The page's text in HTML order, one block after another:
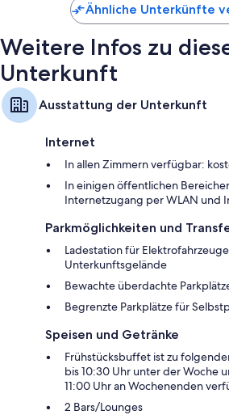
Reinigungsmittel
Badezimmer mit unweltfreundlichen
Haartrocknern
48-Zoll-HD-Fernseher mit Streaming-
Sendern
Kleiderschränke, Wasserkocher und
Ähnliche Unterkünfte
Weitere Infos zu
Unterkunft
Ausstattung der Unterkunft
Internet
In allen Zimmern verfügbar:
In einigen öffentlichen
Internetzugang per WLAN und
Parkmöglichkeiten und
Ladestation für
Unterkunftsgelände
Bewachte überdachte
Begrenzte Parkplätze für
Speisen und Getränke
Frühstücksbuffet ist zu
bis 10:30 Uhr unter der Woche
11:00 Uhr an Wochenenden
2 Bars/Lounges